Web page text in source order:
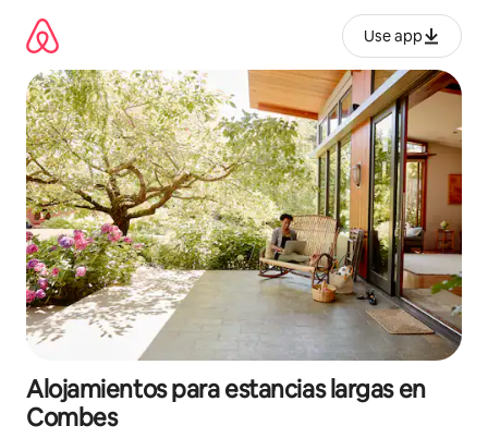
contenido
Use app
Alojamientos para estancias largas en
Combes